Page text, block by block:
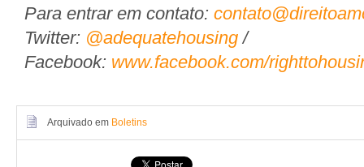
Para entrar em contato:
Twitter: @adequatehousing /
Facebook: www.facebook.com/
Arquivado em Boletins